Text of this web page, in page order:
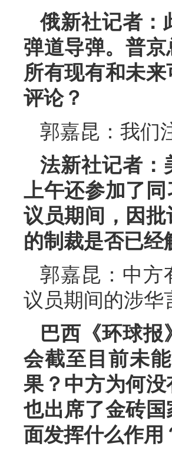
俄新社记者：
弹道导弹。普
所有现有和未
评论？
郭嘉昆：我们
法新社记者：
上午还参加了
议员期间，因
的制裁是否已经
郭嘉昆：中方
议员期间的涉华
巴西《环球
会截至目前未
果？中方为何
也出席了金砖
面发挥什么作用